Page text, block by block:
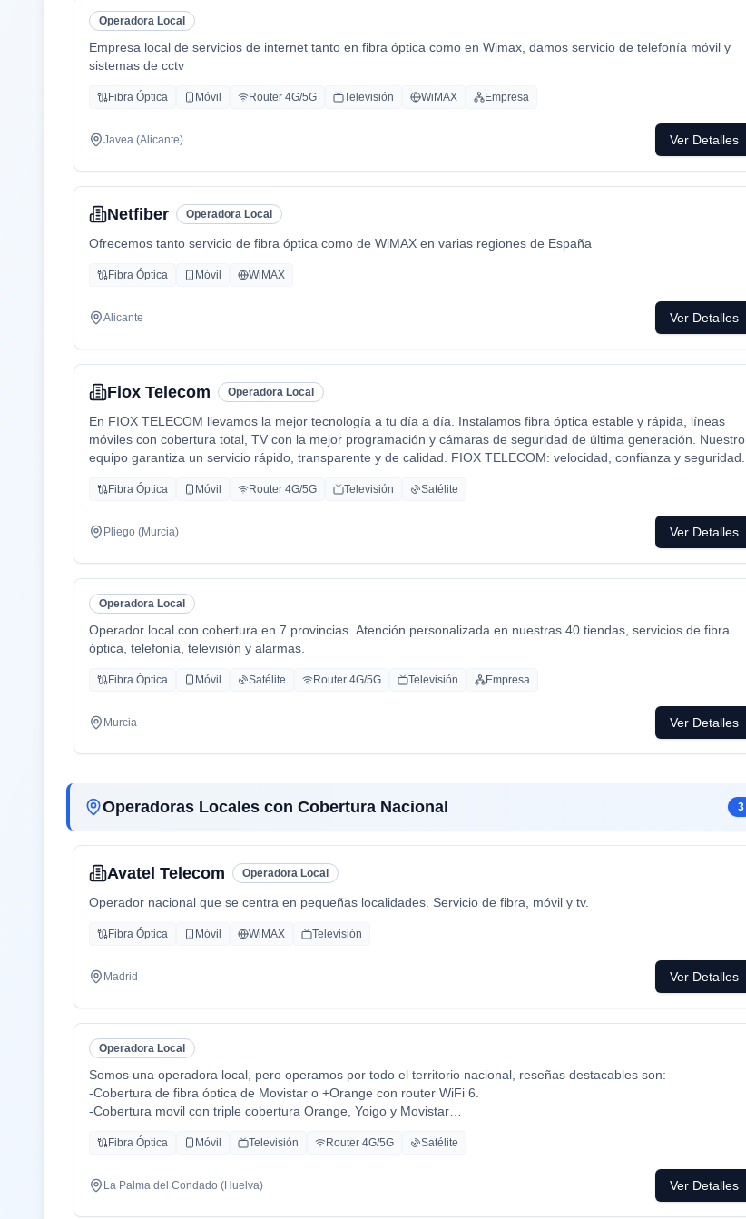
Operadora Local
Empresa local de servicios de internet tanto en fibra óptica como en Wimax, damos servicio de telefonía móvil y
sistemas de cctv
Fibra Óptica Móvil Router 4G/5G Televisión WiMAX Empresa
Javea (Alicante) Ver Detalles
Netfiber Operadora Local
Ofrecemos tanto servicio de fibra óptica como de WiMAX en varias regiones de España
Fibra Óptica Móvil WiMAX
Alicante Ver Detalles
Fiox Telecom Operadora Local
En FIOX TELECOM llevamos la mejor tecnología a tu día a día. Instalamos fibra óptica estable y rápida, líneas
móviles con cobertura total, TV con la mejor programación y cámaras de seguridad de última generación. Nuestro
equipo garantiza un servicio rápido, transparente y de calidad. FIOX TELECOM: velocidad, confianza y seguridad.
Fibra Óptica Móvil Router 4G/5G Televisión Satélite
Pliego (Murcia) Ver Detalles
Operadora Local
Operador local con cobertura en 7 provincias. Atención personalizada en nuestras 40 tiendas, servicios de fibra
óptica, telefonía, televisión y alarmas.
Fibra Óptica Móvil Satélite Router 4G/5G Televisión Empresa
Murcia Ver Detalles
Operadoras Locales con Cobertura Nacional 3
Avatel Telecom Operadora Local
Operador nacional que se centra en pequeñas localidades. Servicio de fibra, móvil y tv.
Fibra Óptica Móvil WiMAX Televisión
Madrid Ver Detalles
Operadora Local
Somos una operadora local, pero operamos por todo el territorio nacional, reseñas destacables son:
-Cobertura de fibra óptica de Movistar o +Orange con router WiFi 6.
-Cobertura movil con triple cobertura Orange, Yoigo y Movistar
Disney+ etc.
-Y donde recalco más a mi cliente la cercanía de mi empresa de tú a tú para un alta como para un problema, la
atención al cliente es humana y rapidez en solución de problemas que es lo que está falta la sociedad.
Fibra Óptica Móvil Televisión Router 4G/5G Satélite
La Palma del Condado (Huelva) Ver Detalles